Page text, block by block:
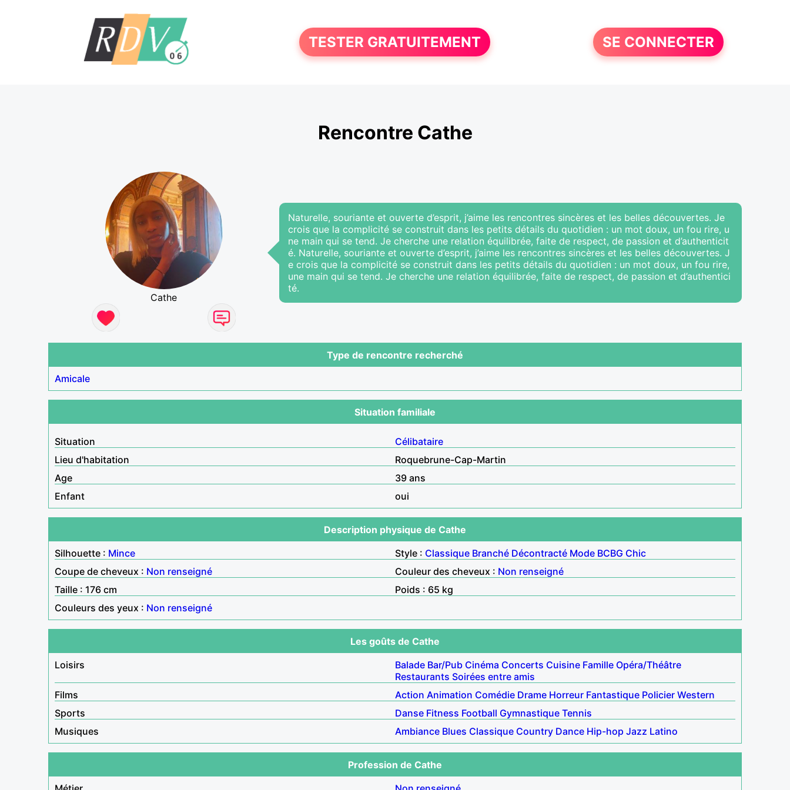
TESTER GRATUITEMENT SE CONNECTER
Rencontre Cathe
Cathe
Naturelle, souriante et ouverte d’esprit, j’aime les rencontres sincères et les belles découvertes. Je
crois que la complicité se construit dans les petits détails du quotidien : un mot doux, un fou rire, u
ne main qui se tend. Je cherche une relation équilibrée, faite de respect, de passion et d’authenticit
é. Naturelle, souriante et ouverte d’esprit, j’aime les rencontres sincères et les belles découvertes. J
e crois que la complicité se construit dans les petits détails du quotidien : un mot doux, un fou rire,
une main qui se tend. Je cherche une relation équilibrée, faite de respect, de passion et d’authentici
té.
Type de rencontre recherché
Amicale
Situation familiale
Situation
Célibataire
Lieu d'habitation
Roquebrune-Cap-Martin
Age
39 ans
Enfant
oui
Description physique de Cathe
Silhouette : Mince Style : Classique Branché Décontracté Mode BCBG Chic
Coupe de cheveux : Non renseigné Couleur des cheveux : Non renseigné
Taille : 176 cm
Poids : 65 kg
Couleurs des yeux : Non renseigné
Les goûts de Cathe
Loisirs
Balade Bar/Pub Cinéma Concerts Cuisine Famille Opéra/Théâtre
Restaurants Soirées entre amis
Films
Action Animation Comédie Drame Horreur Fantastique Policier Western
Sports
Danse Fitness Football Gymnastique Tennis
Musiques
Ambiance Blues Classique Country Dance Hip-hop Jazz Latino
Profession de Cathe